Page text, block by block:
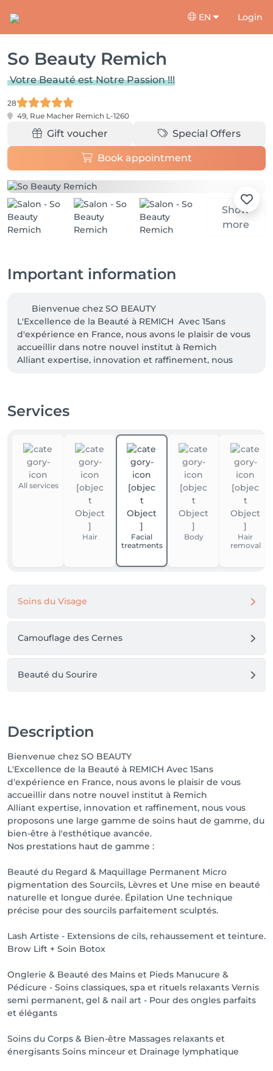
EN Login
So Beauty Remich
Votre Beauté est Notre Passion !!!
28
49, Rue Macher Remich L-1260
Gift voucher Special Offers
Book appointment
Show
more
Important information
L'Excellence de la Beauté à REMICH  Avec 15ans
d'expérience en France, nous avons le plaisir de vous
accueillir dans notre nouvel institut à Remich
Alliant expertise, innovation et raffinement, nous
pigmentation des Sourcils, Lèvres et Une mise en
beauté naturelle et longue durée. Épilation Une
technique précise pour des sourcils parfaitement
sculptés.
Lash Artiste - Extensions de cils, rehaussement et
teinture. Brow Lift + Soin Botox
Onglerie & Beauté des Mains et Pieds Manucure &
Vernis semi permanent, gel & nail art - Pour des
Soins du Corps & Bien-être Massages relaxants et
Soins Haute Technologie & Exclusifs Hydra facial &
éclatante.
peau douce et sans compromis.
Head Spa - Un soin capillaire japonais unique pour
revitaliser votre cuir chevelu.
Blanchiment dentaire - Un sourire éclatant en toute
sécurité.
Soins minceurs : lipocavitation - lipolyses -
radiofréquence
CRYOLipolyse pour perdre des Cm .
Maquillage professionnel pour vos fêtes et occasions
Et bien d'autres soins et techniques innovantes pour
sublimer votre beauté.
Venez découvrir un espace luxueux et apaisant, où
chaque détail est pensé pour votre beauté et votre
Services
All services
Hair
Facial
treatments
Body
Hair
removal
Soins du Visage
Camouflage des Cernes
Beauté du Sourire
Description
Bienvenue chez SO BEAUTY
L'Excellence de la Beauté à REMICH Avec 15ans
d'expérience en France, nous avons le plaisir de vous
accueillir dans notre nouvel institut à Remich
Alliant expertise, innovation et raffinement, nous vous
proposons une large gamme de soins haut de gamme, du
bien-être à l'esthétique avancée.
Nos prestations haut de gamme :
Beauté du Regard & Maquillage Permanent Micro
pigmentation des Sourcils, Lèvres et Une mise en beauté
naturelle et longue durée. Épilation Une technique
précise pour des sourcils parfaitement sculptés.
Lash Artiste - Extensions de cils, rehaussement et teinture.
Brow Lift + Soin Botox
Onglerie & Beauté des Mains et Pieds Manucure &
Pédicure - Soins classiques, spa et rituels relaxants Vernis
semi permanent, gel & nail art - Pour des ongles parfaits
et élégants
Soins du Corps & Bien-être Massages relaxants et
énergisants Soins minceur et Drainage lymphatique